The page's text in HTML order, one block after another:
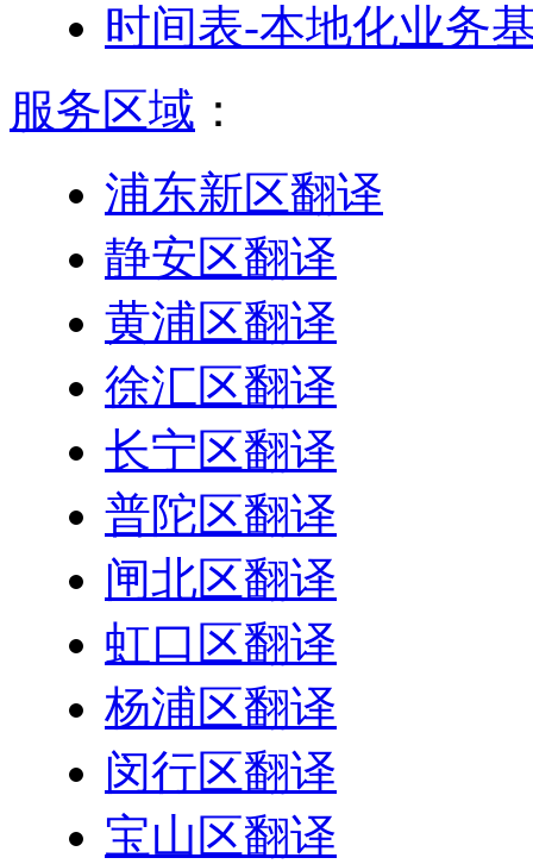
时间表-本地化业务
服务区域 ：
浦东新区翻译
静安区翻译
黄浦区翻译
徐汇区翻译
长宁区翻译
普陀区翻译
闸北区翻译
虹口区翻译
杨浦区翻译
闵行区翻译
宝山区翻译